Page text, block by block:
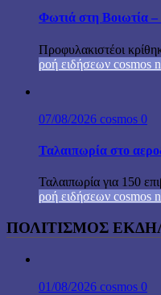
Φωτιά στη Βοιωτία –
Προφυλακιστέοι
ροή ειδήσεων cosmos
07/08/2026 cosmos 0
Ταλαιπωρία στο
Ταλαιπωρία για 150
ροή ειδήσεων cosmos
ΠΟΛΙΤΙΣΜΟΣ
01/08/2026 cosmos 0